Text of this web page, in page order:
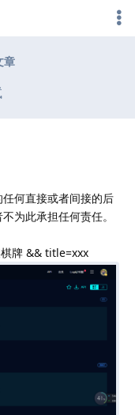
章
何直接或者间接的后
为此承担任何责任。
牌 && title=xxx